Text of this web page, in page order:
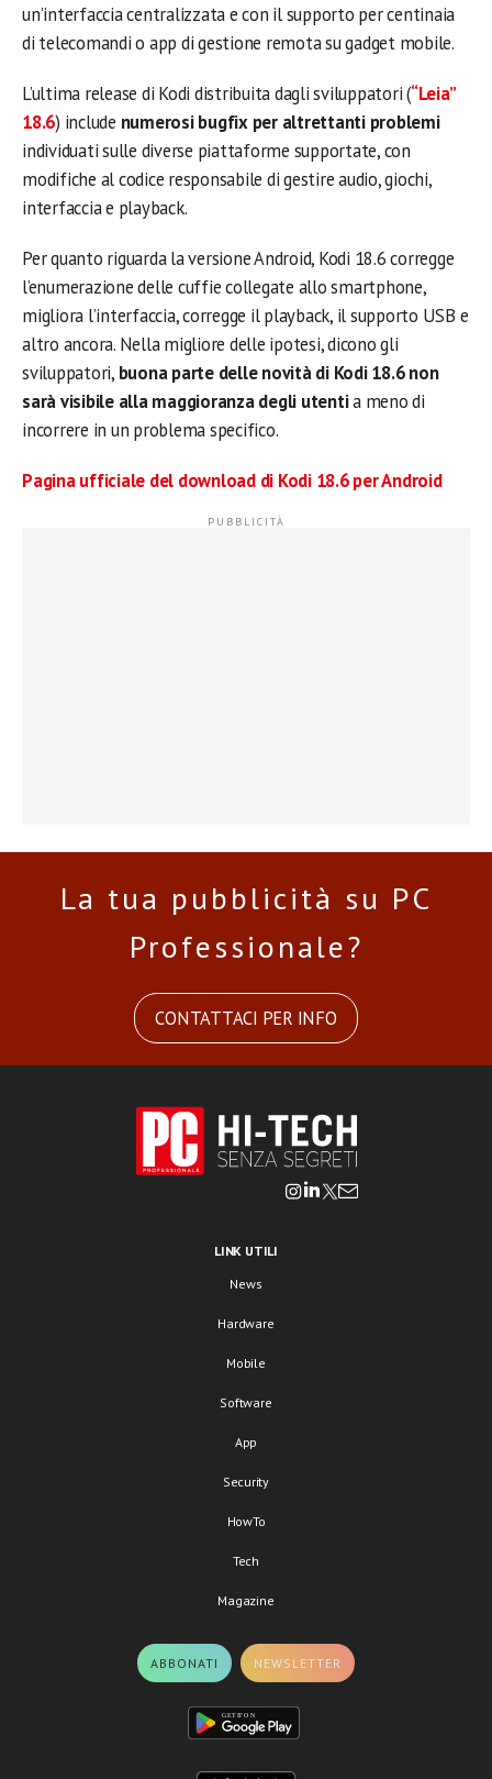
un’interfaccia centralizzata e con il supporto per centinaia
di telecomandi o app di gestione remota su gadget mobile.
L’ultima release di Kodi distribuita dagli sviluppatori (“Leia”
18.6) include numerosi bugfix per altrettanti problemi
individuati sulle diverse piattaforme supportate, con
modifiche al codice responsabile di gestire audio, giochi,
interfaccia e playback.
Per quanto riguarda la versione Android, Kodi 18.6 corregge
l’enumerazione delle cuffie collegate allo smartphone,
migliora l’interfaccia, corregge il playback, il supporto USB e
altro ancora. Nella migliore delle ipotesi, dicono gli
sviluppatori, buona parte delle novità di Kodi 18.6 non
sarà visibile alla maggioranza degli utentia meno di
incorrere in un problema specifico.
Pagina ufficiale del download di Kodi 18.6 per Android
La tua pubblicità su PC
Professionale?
CONTATTACI PER INFO
LINK UTILI
News
Hardware
Mobile
Software
App
Security
HowTo
Tech
Magazine
ABBONATI NEWSLETTER